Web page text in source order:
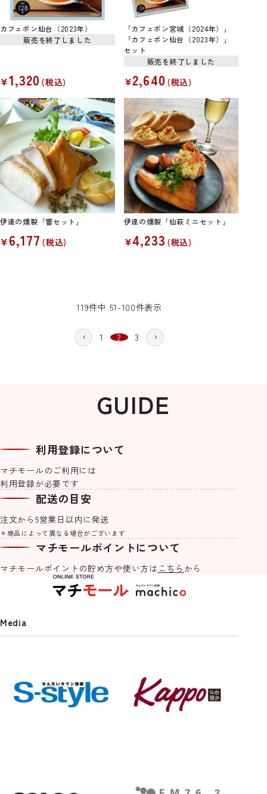
カフェボン仙台（2023年）
販売を終了しました
¥1,320 税込
「カフェボン宮城（2024年）」
「カフェボン仙台（2023年）」
セット
販売を終了しました
¥2,640 税込
伊達の燻製「響セット」
¥6,177 税込
伊達の燻製「仙萩ミニセット」
¥4,233 税込
119件中 51 -100件表示
1 2 3
GUIDE
利用登録について
マチモールのご利用には
利用登録が必要です
配送の目安
注文から5営業日以内に発送
＊商品によって異なる場合がございます
マチモールポイントについて
マチモールポイントの貯め方や使い方は こちら から
Media